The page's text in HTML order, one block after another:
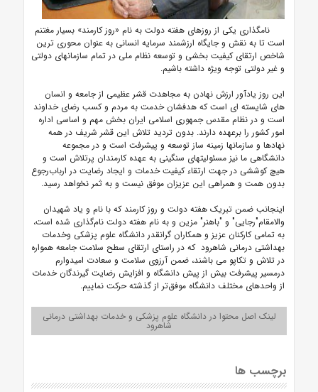
نامگذاری یکی از روزهای هفته دولت به نام «روز کارمند» بسیار مغتنم
است تا به نقش و جایگاه ارزشمند سرمایه انسانی به عنوان محوری ترین
شاخص ارتقای کیفیت بخشی و توسعه نظام ملی در تمام سازمانهای دولتی
و غیر دولتی توجه ویژه داشته باشیم.
این روز یادآور ارزش نهادن به مجاهدت قشر عظیمی از جامعه و انسان
های شایسته ای است که هدفشان خدمت به مردم و کسب رضای خداوند
است و در نظام مقدس جمهوری اسلامی ایران بخش مهم و اساسی اداره
امور کشور را برعهده دارند. بدون تردید تلاش این قشر شریف در همه
نهادها و سازمان­ها زمینه‌ ساز توسعه و پیشرفت است و در مجموعه
دانشگاهی ما نیز مسئولیت­های سنگینی به عهده کارمندان پرتلاش است و
هیچ کوششی در جهت ارتقاء کیفیت خدمات و ایجاد رضایت در ارباب‌رجوع
بدون همت و همراهی این عزیزان موفق نیست و به ثمر نخواهد رسید.
اینجانب ضمن تبریک هفته دولت و روز کارمند که با نام و یاد شهیدان
والامقام"رجایی" و "باهنر" مزین و به نام هفته دولت نام‌گذاری شده است،
به تمامی کارکنان عزیز و همکاران گرانقدر دانشگاه علوم پزشکی وخدمات
بهداشتی درمانی شاهرود که در راستای ارتقای سطح سلامت جامعه همواره
در تلاش و تکاپو می باشند، ضمن آرزوی سلامت و سعادت امیدوارم
درمسیر پیشرفت بیش از پیش دانشگاه و افزایش رضایت گیرندگان خدمات
از واحدهای مختلف دانشگاه موفق‌تر از گذشته حرکت نماییم.
لینک اصل محتوا در دانشگاه علوم پزشکی و خدمات بهداشتی درمانی
شاهرود
برچسب ها